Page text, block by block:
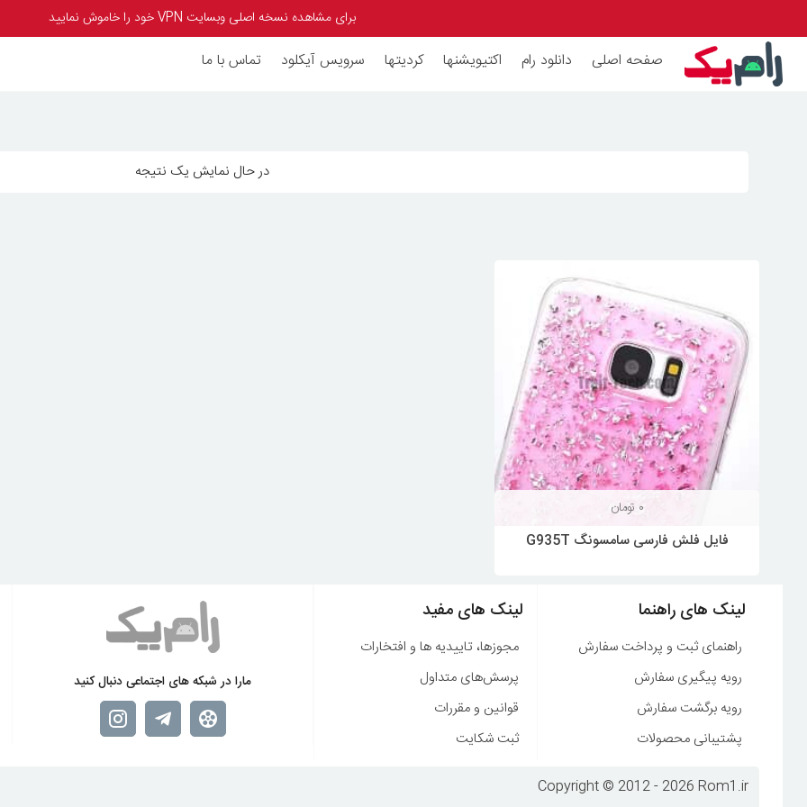
برای مشاهده نسخه اصلی وبسایت VPN خود را خاموش نمایید
صفحه اصلی دانلود رام اکتیویشنها کردیتها سرویس آیکلود تماس با ما
در حال نمایش یک نتیجه
فایل فلش فارسی سامسونگ G935T
۰ تومان
لینک های راهنما
راهنمای ثبت و پرداخت سفارش
رویه پیگیری سفارش
رویه برگشت سفارش
پشتیبانی محصولات
لینک های مفید
مجوزها، تاییدیه ها و افتخارات
پرسش‌های متداول
قوانین و مقررات
ثبت شکایت
مارا در شبکه های اجتماعی دنبال کنید
Copyright © 2012 - 2026 Rom1.ir